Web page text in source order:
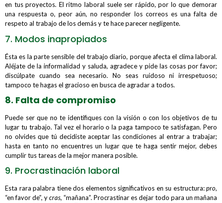
en tus proyectos. El ritmo laboral suele ser rápido, por lo que demorar
una respuesta o, peor aún, no responder los correos es una falta de
respeto al trabajo de los demás y te hace parecer negligente.
7. Modos inapropiados
Ésta es la parte sensible del trabajo diario, porque afecta el clima laboral.
Aléjate de la informalidad y saluda, agradece y pide las cosas por favor;
discúlpate cuando sea necesario. No seas ruidoso ni irrespetuoso;
tampoco te hagas el gracioso en busca de agradar a todos.
8. Falta de compromiso
Puede ser que no te identifiques con la visión o con los objetivos de tu
lugar tu trabajo. Tal vez el horario o la paga tampoco te satisfagan. Pero
no olvides que tú decidiste aceptar las condiciones al entrar a trabajar;
hasta en tanto no encuentres un lugar que te haga sentir mejor, debes
cumplir tus tareas de la mejor manera posible.
9. Procrastinación laboral
Esta rara palabra tiene dos elementos significativos en su estructura:pro,
“en favor de”, ycras, “mañana”. Procrastinar es dejar todo para un mañana